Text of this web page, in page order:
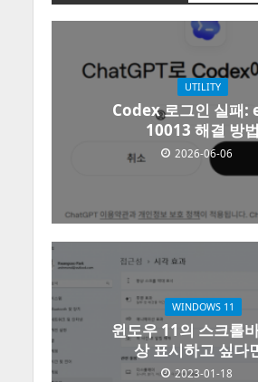
UTILITY
Codex 로그인 실패
10013 해결 방법
2026-06-06
WINDOWS 11
윈도우 11의 스크롤
상 표시하고 싶다
2023-01-18